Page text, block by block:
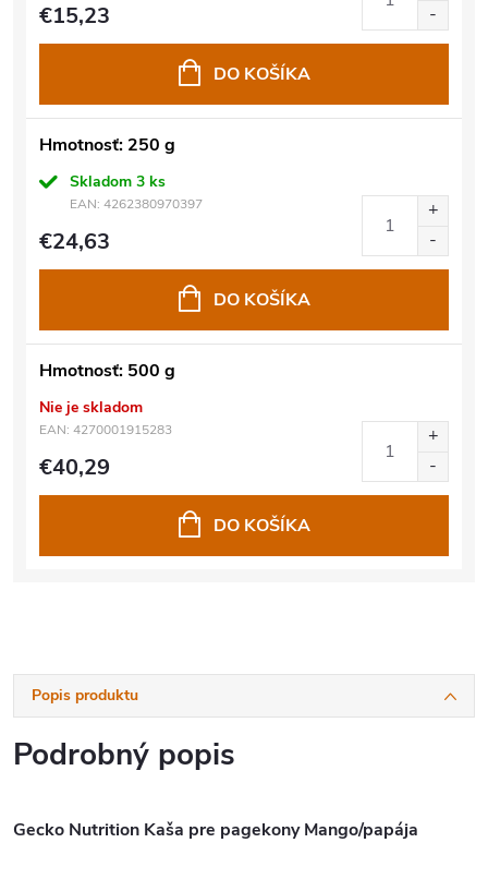
€15,23
DO KOŠÍKA
Hmotnosť: 250 g
Skladom 3 ks
EAN: 4262380970397
€24,63
DO KOŠÍKA
Hmotnosť: 500 g
Nie je skladom
EAN: 4270001915283
€40,29
DO KOŠÍKA
Popis produktu
Podrobný popis
Gecko Nutrition Kaša pre pagekony Mango/papája